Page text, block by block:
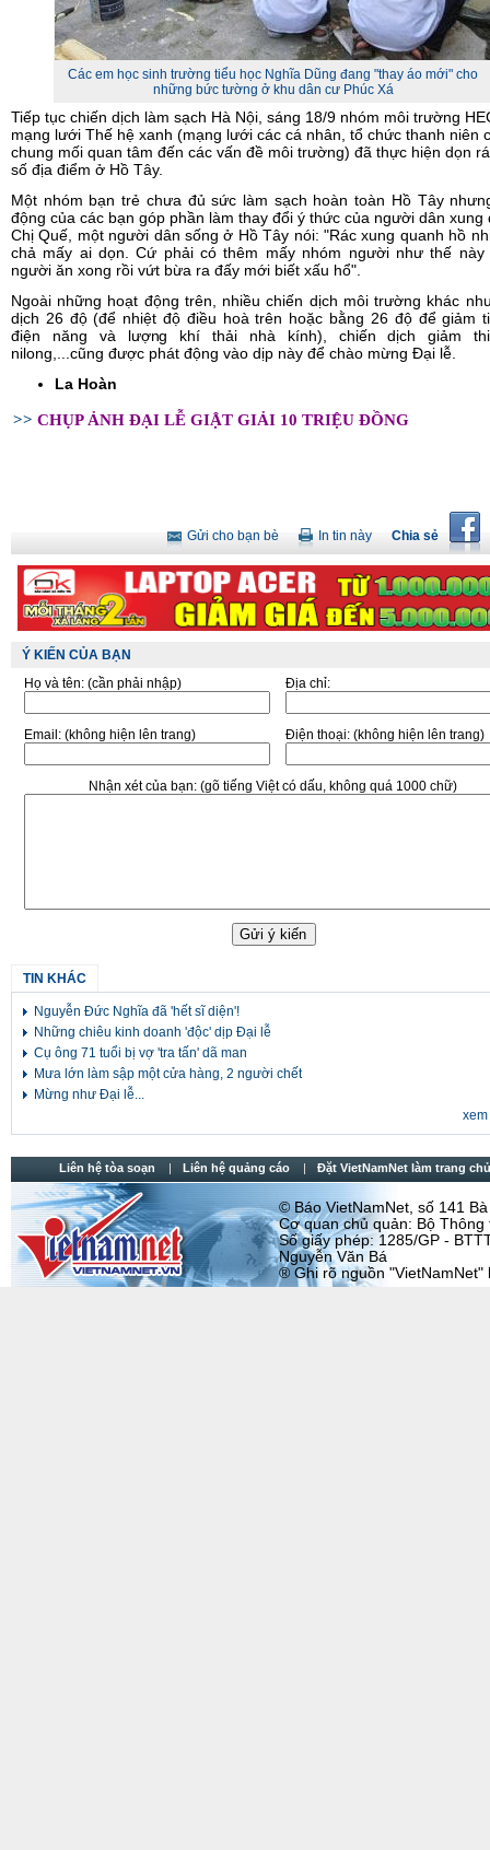
Các em học sinh trường tiểu học Nghĩa Dũng đang "thay áo mới" cho
những bức tường ở khu dân cư Phúc Xá
Tiếp tục chiến dịch làm sạch Hà Nội, sáng 18/9 nhóm môi trường
mạng lưới Thế hệ xanh (mạng lưới các cá nhân, tổ chức thanh niên
chung mối quan tâm đến các vấn đề môi trường) đã thực hiện dọn
số địa điểm ở Hồ Tây.
Một nhóm bạn trẻ chưa đủ sức làm sạch hoàn toàn Hồ Tây
động của các bạn góp phần làm thay đổi ý thức của người dân xung
Chị Quế, một người dân sống ở Hồ Tây nói: "Rác xung quanh hồ
chả mấy ai dọn. Cứ phải có thêm mấy nhóm người như thế này
người ăn xong rồi vứt bừa ra đấy mới biết xấu hổ".
Ngoài những hoạt động trên, nhiều chiến dịch môi trường khác
dịch 26 độ (để nhiệt độ điều hoà trên hoặc bằng 26 độ để giảm
điện năng và lượng khí thải nhà kính), chiến dịch giảm
nilong,...cũng được phát động vào dịp này để chào mừng Đại lễ.
La Hoàn
>> CHỤP ẢNH ĐẠI LỄ GIẬT GIẢI 10 TRIỆU ĐỒNG
Chia sẻ
In tin này
Gửi cho bạn bè
Ý KIẾN CỦA BẠN
Họ và tên: (cần phải nhập) Địa chỉ:
Email: (không hiện lên trang) Điện thoại: (không hiện lên trang)
Nhận xét của bạn:(gõ tiếng Việt có dấu, không quá 1000 chữ)
TIN KHÁC
Nguyễn Đức Nghĩa đã 'hết sĩ diện'!
Những chiêu kinh doanh 'độc' dịp Đại lễ
Cụ ông 71 tuổi bị vợ 'tra tấn' dã man
Mưa lớn làm sập một cửa hàng, 2 người chết
Mừng như Đại lễ...
Liên hệ tòa soạn Liên hệ quảng cáo Đặt VietNamNet làm trang chủ
© Báo VietNamNet, số 141
Cơ quan chủ quản: Bộ Thông
Số giấy phép: 1285/GP -
Nguyễn Văn Bá
® Ghi rõ nguồn "VietNamNet"